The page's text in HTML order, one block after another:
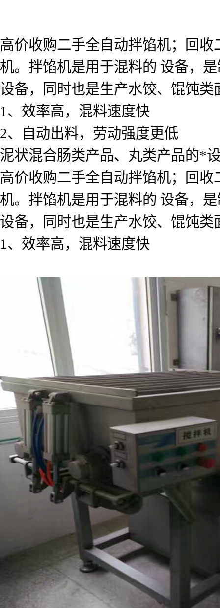
高价收购二手全自动拌馅机；回
机。拌馅机是用于混料的 设备，
设备，同时也是生产水饺、馄饨
1、效率高，混料速度快
2、自动出料，劳动强度更低
泥状混合肠类产品、丸类产品的*
高价收购二手全自动拌馅机；回
机。拌馅机是用于混料的 设备，
设备，同时也是生产水饺、馄饨
1、效率高，混料速度快